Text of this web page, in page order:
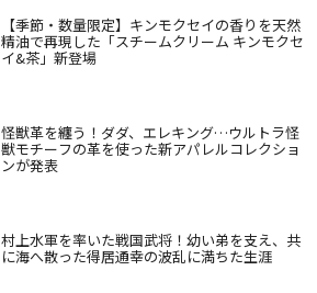
【季節・数量限定】キンモクセイの香りを天然
精油で再現した「スチームクリーム キンモクセ
イ&茶」新登場
怪獣革を纏う！ダダ、エレキング…ウルトラ怪
獣モチーフの革を使った新アパレルコレクショ
ンが発表
村上水軍を率いた戦国武将！幼い弟を支え、共
に海へ散った得居通幸の波乱に満ちた生涯